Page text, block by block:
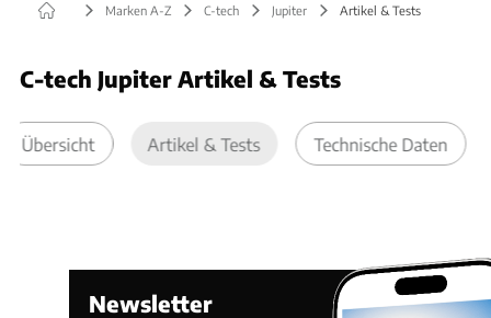
Marken A-Z C-tech Jupiter Artikel & Tests
C-tech Jupiter Artikel & Tests
Übersicht Artikel & Tests Technische Daten
Newsletter